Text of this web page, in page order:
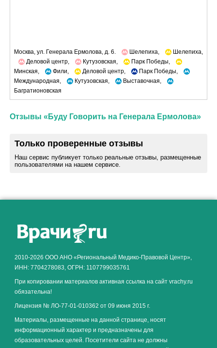
Москва, ул. Генерала Ермолова, д. 6. Шелепиха,
Шелепиха,
Деловой центр,
Кутузовская,
Парк Победы,
Минская,
Фили, Деловой центр,
Парк Победы,
Международная,
Кутузовская,
Выставочная,
Багратионовская
Отзывы «Буду Говорить на Генерала Ермолова»
Только проверенные отзывы
Наш сервис публикует только реальные отзывы, размещенные
пользователями на нашем сервисе.
2010-2026 ООО АНО «Региональный Медико-Правовой Центр»,
ИНН: 7704278083, ОГРН: 1107799035761
При копировании материалов активная ссылка на сайт vrachy.ru
обязательна!
Лицензия № ЛО-77-01-010362 от 09 июня 2015 г.
Материалы, размещенные на данной странице, носят
информационный характер и предназначены для
образовательных целей. Посетители сайта не должны